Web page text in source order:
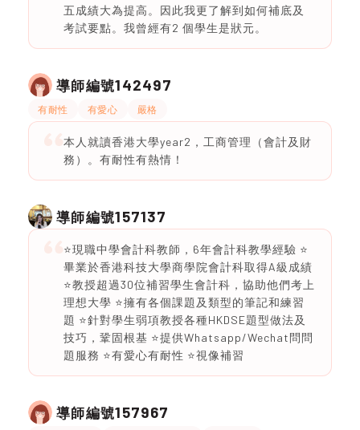
五成績大為提高。因此我更了解到如何補底及
考試要點。我曾經有2 個學生是狀元。
導師編號142497
有耐性 有愛心 嚴格
本人就讀香港大學year2，工商管理（會計及財
務）。有耐性有熱情！
導師編號157137
⭐️現職中學會計科教師，6年會計科教學經驗 ⭐️
畢業於香港科技大學商學院會計科取得A級成績
⭐️教授超過30位補習學生會計科，協助他們考上
理想大學 ⭐️擁有各個課題及類型的筆記和練習
題 ⭐️針對學生弱項教授各種HKDSE題型做法及
技巧，鞏固根基 ⭐️提供Whatsapp/Wechat問問
題服務 ⭐️有愛心有耐性 ⭐️視像補習
導師編號157967